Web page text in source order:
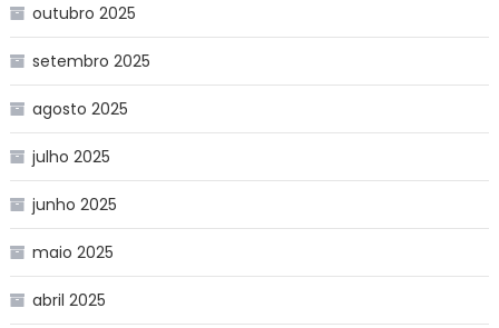
outubro 2025
setembro 2025
agosto 2025
julho 2025
junho 2025
maio 2025
abril 2025